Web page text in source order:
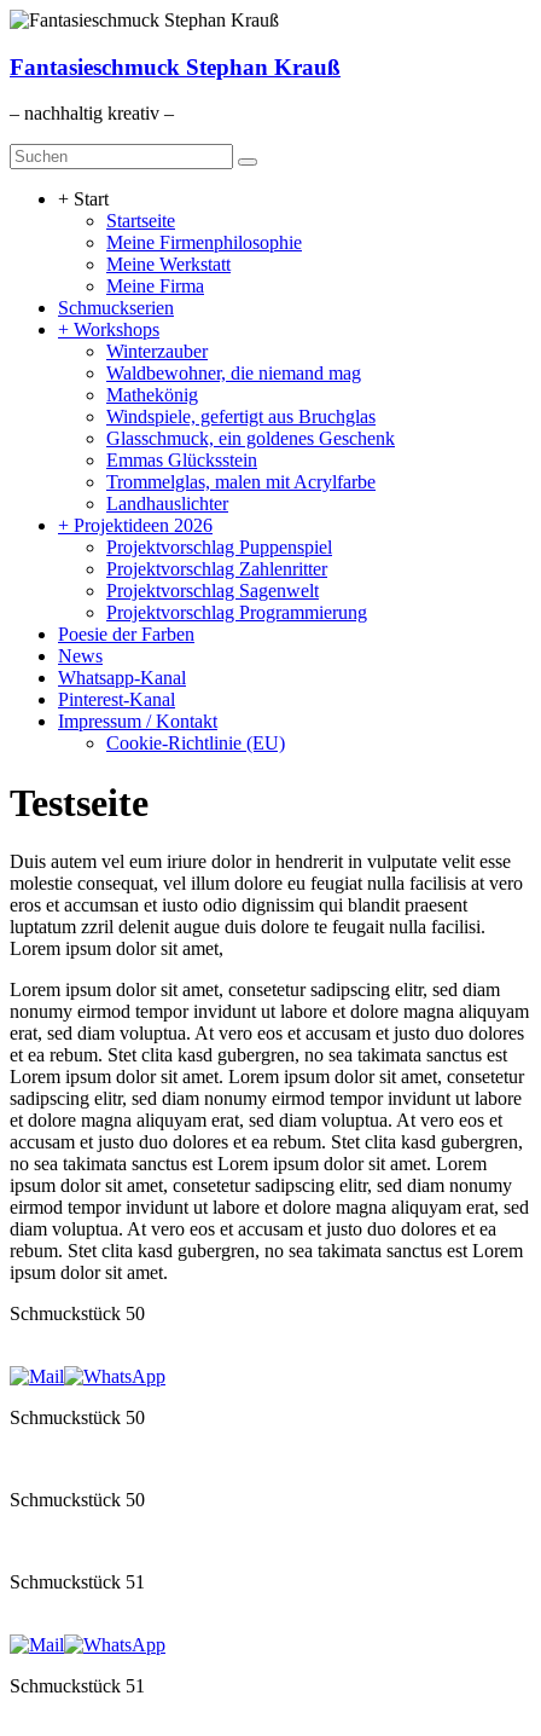
Zum
springen
Fantasieschmuck Stephan Krauß
– nachhaltig kreativ –
Menü
+ Start
Startseite
Meine Firmenphilosophie
Meine Werkstatt
Meine Firma
Schmuckserien
+ Workshops
Winterzauber
Waldbewohner, die niemand mag
Mathekönig
Windspiele, gefertigt aus Bruchglas
Glasschmuck, ein goldenes Geschenk
Emmas Glücksstein
Trommelglas, malen mit Acrylfarbe
Landhauslichter
+ Projektideen 2026
Projektvorschlag Puppenspiel
Projektvorschlag Zahlenritter
Projektvorschlag Sagenwelt
Projektvorschlag Programmierung
Poesie der Farben
News
Whatsapp-Kanal
Pinterest-Kanal
Impressum / Kontakt
Cookie-Richtlinie (EU)
Testseite
Duis autem vel eum iriure dolor in hendrerit in vulputate velit esse
molestie consequat, vel illum dolore eu feugiat nulla facilisis at vero
eros et accumsan et iusto odio dignissim qui blandit praesent
luptatum zzril delenit augue duis dolore te feugait nulla facilisi.
Lorem ipsum dolor sit amet,
Lorem ipsum dolor sit amet, consetetur sadipscing elitr, sed diam
nonumy eirmod tempor invidunt ut labore et dolore magna aliquyam
erat, sed diam voluptua. At vero eos et accusam et justo duo dolores
et ea rebum. Stet clita kasd gubergren, no sea takimata sanctus est
Lorem ipsum dolor sit amet. Lorem ipsum dolor sit amet, consetetur
sadipscing elitr, sed diam nonumy eirmod tempor invidunt ut labore
et dolore magna aliquyam erat, sed diam voluptua. At vero eos et
accusam et justo duo dolores et ea rebum. Stet clita kasd gubergren,
no sea takimata sanctus est Lorem ipsum dolor sit amet. Lorem
ipsum dolor sit amet, consetetur sadipscing elitr, sed diam nonumy
eirmod tempor invidunt ut labore et dolore magna aliquyam erat, sed
diam voluptua. At vero eos et accusam et justo duo dolores et ea
rebum. Stet clita kasd gubergren, no sea takimata sanctus est Lorem
ipsum dolor sit amet.
Schmuckstück 50
Schmuckstück 50
Schmuckstück 50
Schmuckstück 51
Schmuckstück 51